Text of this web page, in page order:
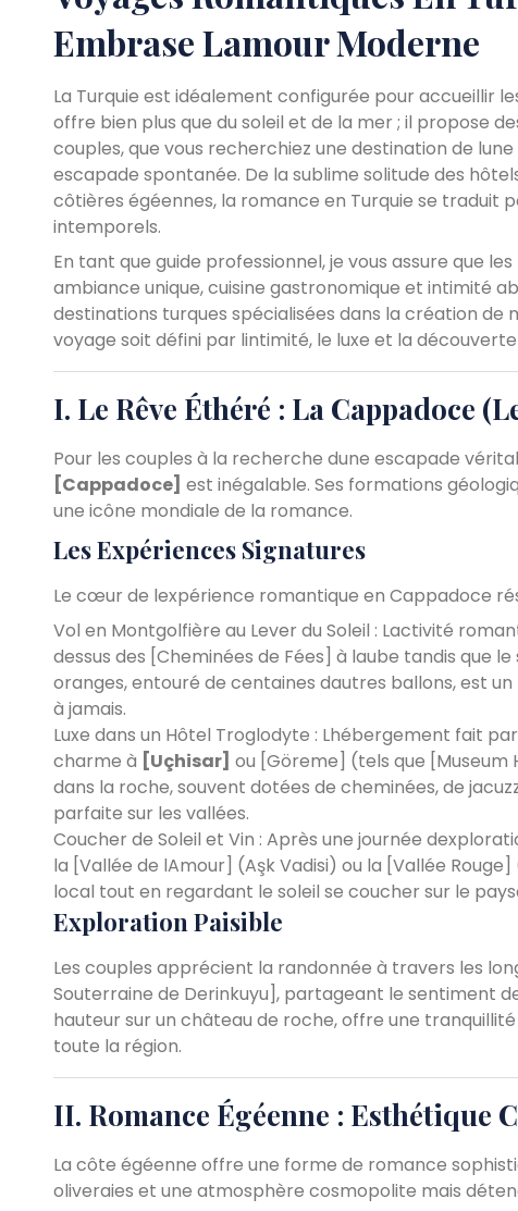
Embrase Lamour Moderne
La Turquie est idéalement configurée pour accueillir
offre bien plus que du soleil et de la mer ; il propose
couples, que vous recherchiez une destination de
escapade spontanée. De la sublime solitude des
côtières égéennes, la romance en Turquie se traduit
intemporels.
En tant que guide professionnel, je vous assure que
ambiance unique, cuisine gastronomique et intimité
destinations turques spécialisées dans la création
voyage soit défini par lintimité, le luxe et la
I. Le Rêve Éthéré : La Cappadoce
Pour les couples à la recherche dune escapade
[Cappadoce] est inégalable. Ses formations
une icône mondiale de la romance.
Les Expériences Signatures
Le cœur de lexpérience romantique en Cappadoce
Vol en Montgolfière au Lever du Soleil : Lactivité
dessus des [Cheminées de Fées] à laube tandis que
oranges, entouré de centaines dautres ballons, est
à jamais.
Luxe dans un Hôtel Troglodyte : Lhébergement fait
charme à [Uçhisar] ou [Göreme] (tels que
dans la roche, souvent dotées de cheminées, de
parfaite sur les vallées.
Coucher de Soleil et Vin : Après une journée
la [Vallée de lAmour] (Aşk Vadisi) ou la [Vallée
local tout en regardant le soleil se coucher sur le
Exploration Paisible
Les couples apprécient la randonnée à travers les
Souterraine de Derinkuyu], partageant le sentiment
hauteur sur un château de roche, offre une
toute la région.
II. Romance Égéenne : Esthétique
La côte égéenne offre une forme de romance
oliveraies et une atmosphère cosmopolite mais